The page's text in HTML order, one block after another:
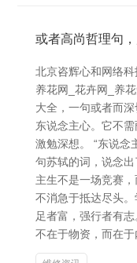
或者高尚哲理句，
北京咨辉心和网络
养花网_花卉网_养
大全，一句或者而
东说念主心。它不
激勉深想。 “东说念
句苏轼的词，说念
主生不是一场竞赛
不消急于抵达尽头
足者富，强行者有
不在于物资，而在